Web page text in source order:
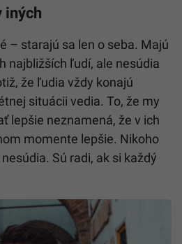
iných
– starajú sa len o seba. Majú
najbližších ľudí, ale nesúdia
že ľudia vždy konajú
situácii vedia. To, že my
lepšie neznamená, že v ich
momente lepšie. Nikoho
Sú radi, ak si každý